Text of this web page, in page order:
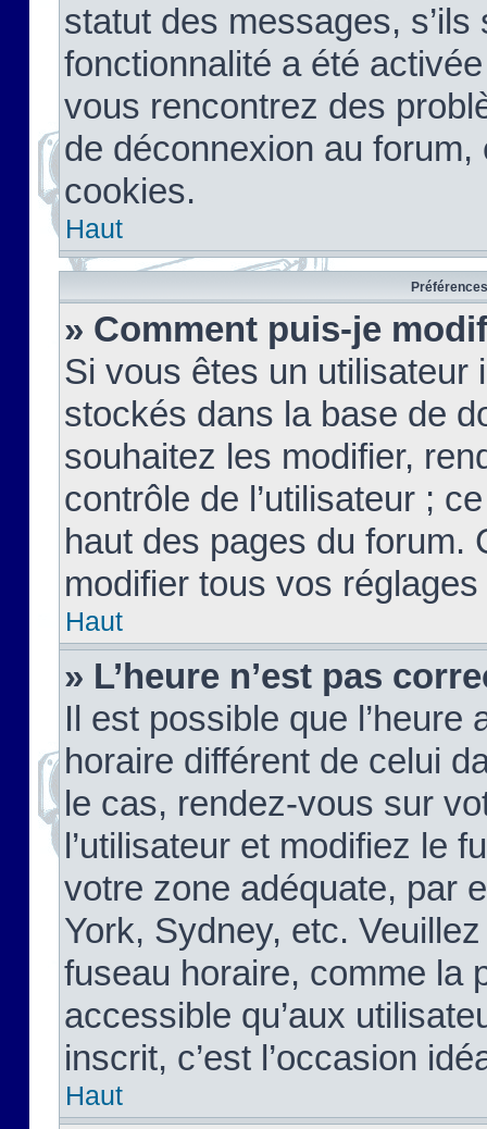
statut des messages,
fonctionnalité a été
vous rencontrez des
de déconnexion au
cookies.
Haut
» Comment puis-je
Si vous êtes un
stockés dans la base de
souhaitez les modifier,
contrôle de l’utilisateur ;
haut des pages du forum.
modifier tous vos
Haut
» L’heure n’est pas
Il est possible que
horaire différent de celui
le cas, rendez-vous sur
l’utilisateur et modifiez le
votre zone adéquate, par
York, Sydney, etc.
fuseau horaire, comme la
accessible qu’aux
inscrit, c’est l’occasion
Haut